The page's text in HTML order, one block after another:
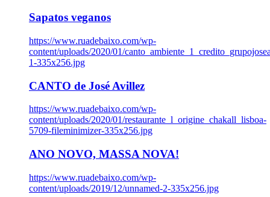
Sapatos veganos
https://www.ruadebaixo.com/wp-
content/uploads/2020/01/
1-335x256.jpg
CANTO de José Avillez
https://www.ruadebaixo.com/wp-
content/uploads/2020/01/restaurante_l_origine_chakall_lisboa-
5709-fileminimizer-335x256.jpg
ANO NOVO, MASSA NOVA!
https://www.ruadebaixo.com/wp-
content/uploads/2019/12/unnamed-2-335x256.jpg